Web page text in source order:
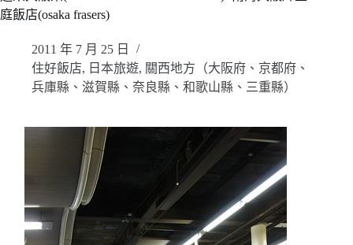
庭飯店(osaka frasers)
2011 年 7 月 25 日
住好飯店, 日本旅遊, 關西地方（大阪府、京都府、
兵庫縣、滋賀縣、奈良縣、和歌山縣、三重縣）